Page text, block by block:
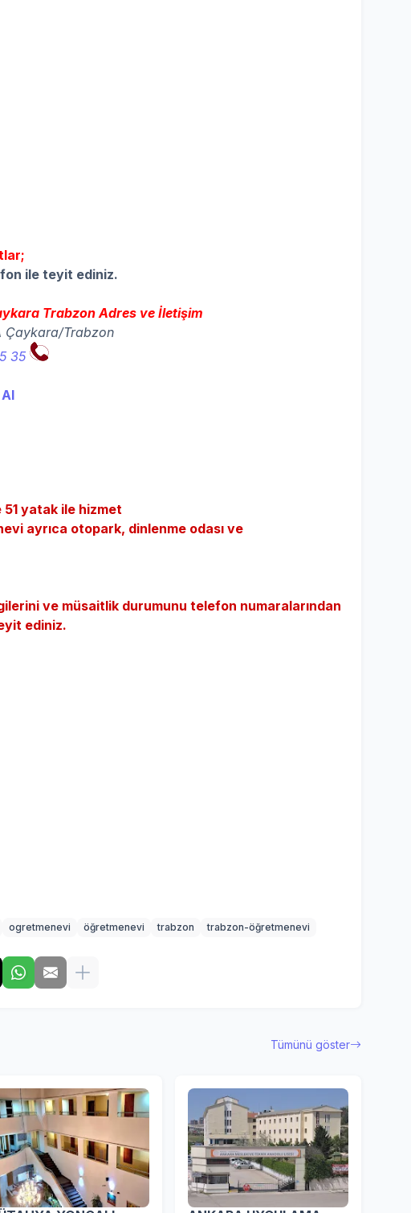
ile teyit ediniz.
Trabzon Adres ve İletişim
Çaykara/Trabzon
35
yatak ile hizmet
ayrıca otopark, dinlenme odası ve
ve müsaitlik durumunu telefon numaralarından
ediniz.
ogretmenevi öğretmenevi trabzon trabzon-öğretmenevi
Tümünü göster